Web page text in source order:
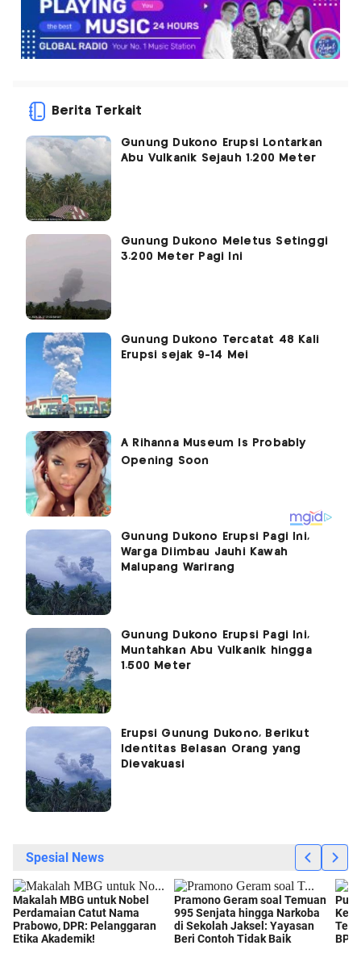
Berita Terkait
Gunung Dukono Erupsi Lontarkan
Abu Vulkanik Sejauh 1.200 Meter
Gunung Dukono Meletus Setinggi
3.200 Meter Pagi Ini
Gunung Dukono Tercatat 48 Kali
Erupsi sejak 9-14 Mei
Gunung Dukono Erupsi Pagi Ini,
Warga Diimbau Jauhi Kawah
Malupang Warirang
Gunung Dukono Erupsi Pagi Ini,
Muntahkan Abu Vulkanik hingga
1.500 Meter
Erupsi Gunung Dukono, Berikut
Identitas Belasan Orang yang
Dievakuasi